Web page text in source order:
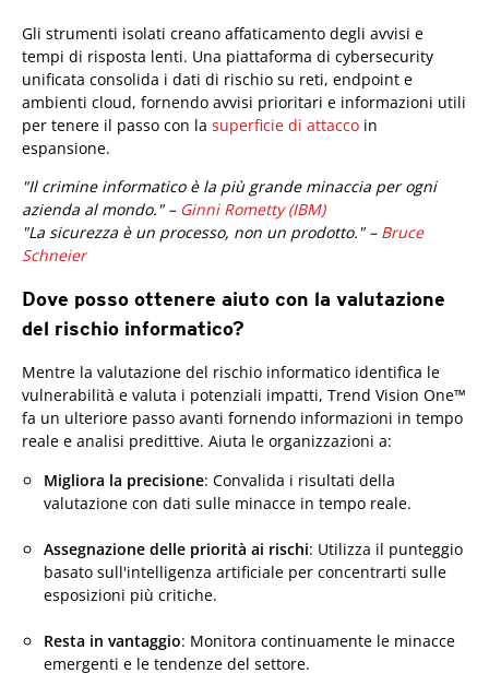
Gli strumenti isolati creano affaticamento degli avvisi e
tempi di risposta lenti. Una piattaforma di cybersecurity
unificata consolida i dati di rischio su reti, endpoint e
ambienti cloud, fornendo avvisi prioritari e informazioni utili
per tenere il passo con la superficie di attacco in
espansione.
"Il crimine informatico è la più grande minaccia per ogni
azienda al mondo." – Ginni Rometty (IBM)
"La sicurezza è un processo, non un prodotto." – Bruce
Schneier
Dove posso ottenere aiuto con la valutazione
del rischio informatico?
Mentre la valutazione del rischio informatico identifica le
vulnerabilità e valuta i potenziali impatti, Trend Vision One™
fa un ulteriore passo avanti fornendo informazioni in tempo
reale e analisi predittive. Aiuta le organizzazioni a:
Migliora la precisione: Convalida i risultati della
valutazione con dati sulle minacce in tempo reale.
Assegnazione delle priorità ai rischi: Utilizza il punteggio
basato sull'intelligenza artificiale per concentrarti sulle
esposizioni più critiche.
Resta in vantaggio: Monitora continuamente le minacce
emergenti e le tendenze del settore.
One-Platform